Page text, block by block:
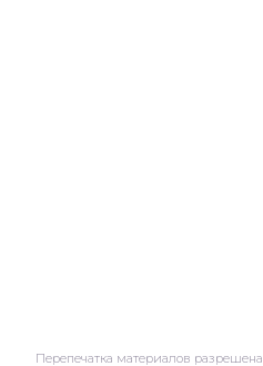
Перепечатка материалов разрешена